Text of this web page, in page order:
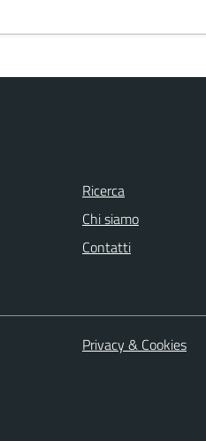
Ricerca
Chi siamo
Contatti
Privacy & Cookies